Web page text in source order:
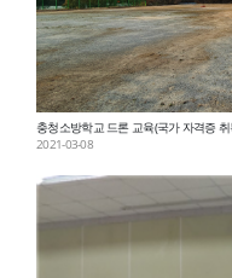
충청소방학교 드론 교육(국가 자격증
2021-03-08